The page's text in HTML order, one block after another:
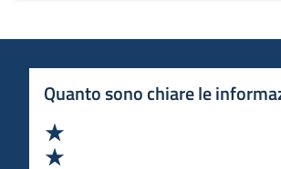
Quanto sono chiare le